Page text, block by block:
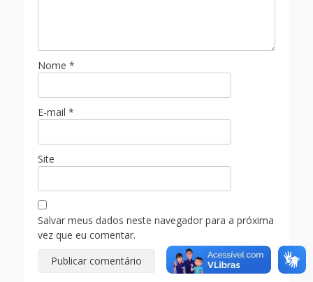
Nome *
E-mail *
Site
Salvar meus dados neste navegador para a próxima
vez que eu comentar.